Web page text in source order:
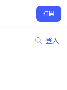
打開
登入